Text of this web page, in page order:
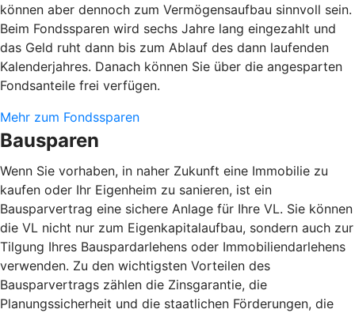
können aber dennoch zum Vermögensaufbau sinnvoll sein.
Beim Fondssparen wird sechs Jahre lang eingezahlt und
das Geld ruht dann bis zum Ablauf des dann laufenden
Kalenderjahres. Danach können Sie über die angesparten
Fondsanteile frei verfügen.
Mehr zum Fondssparen
Bausparen
Wenn Sie vorhaben, in naher Zukunft eine Immobilie zu
kaufen oder Ihr Eigenheim zu sanieren, ist ein
Bausparvertrag eine sichere Anlage für Ihre VL. Sie können
die VL nicht nur zum Eigenkapitalaufbau, sondern auch zur
Tilgung Ihres Bauspardarlehens oder Immobiliendarlehens
verwenden. Zu den wichtigsten Vorteilen des
Bausparvertrags zählen die Zinsgarantie, die
Planungssicherheit und die staatlichen Förderungen, die